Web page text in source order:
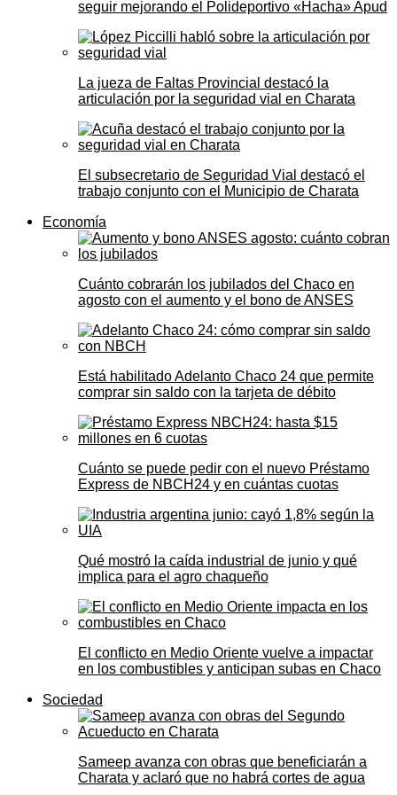
seguir mejorando el Polideportivo «Hacha» Apud
La jueza de Faltas Provincial destacó la
articulación por la seguridad vial en Charata
El subsecretario de Seguridad Vial destacó el
trabajo conjunto con el Municipio de Charata
Economía
Cuánto cobrarán los jubilados del Chaco en
agosto con el aumento y el bono de ANSES
Está habilitado Adelanto Chaco 24 que permite
comprar sin saldo con la tarjeta de débito
Cuánto se puede pedir con el nuevo Préstamo
Express de NBCH24 y en cuántas cuotas
Qué mostró la caída industrial de junio y qué
implica para el agro chaqueño
El conflicto en Medio Oriente vuelve a impactar
en los combustibles y anticipan subas en Chaco
Sociedad
Sameep avanza con obras que beneficiarán a
Charata y aclaró que no habrá cortes de agua